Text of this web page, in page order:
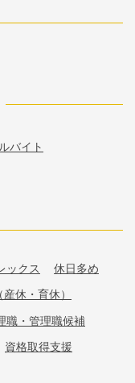
バイト
ックス 休日多め
休・育休）
職・管理職候補
資格取得支援